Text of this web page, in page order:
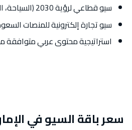
سيو قطاعي لرؤية 2030 (السياحة، التقنية المالية، الصحة)
سيو تجارة إلكترونية للمنصات
استراتيجية محتوى عربي متوافقة
سعر باقة السيو في